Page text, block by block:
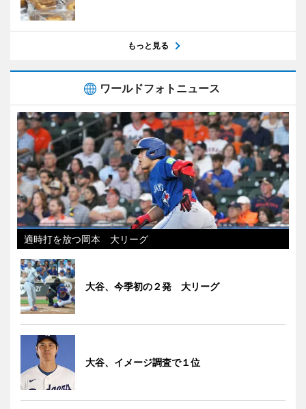
もっと見る
ワールドフォトニュース
適時打を放つ岡本 大リーグ
大谷、今季初の２発 大リーグ
大谷、イメージ調査で１位